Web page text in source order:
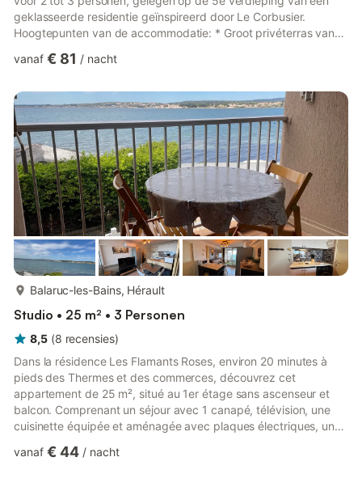
geklasseerde residentie geïnspireerd door Le Corbusier.
Hoogtepunten van de accommodatie: * Groot privéterras van
bergzijde * Uitzonderlijk uitzicht op de Canigou, het meer en de
Directe toegang tot het fijne zandstrand * Beveiligde
privéparkeerplaats bij de lift Comfort: * Slaapkamer met 160
c...
vanaf € 81 / nacht
Balaruc-les-Bains, Hérault
Studio • 25 m² • 3 Personen
8,5 (8 recensies)
Dans la résidence Les Flamants Roses, environ 20 minutes à
pieds des Thermes et des commerces, découvrez cet
appartement de 25 m², situé au 1er étage sans ascenseur et
balcon. Comprenant un séjour avec 1 canapé, télévision, une
cuisinette équipée et aménagée avec plaques électriques, un
douche, lave-linge et toilettes. Orientation Ouest. Garage n°25
vanaf € 44 / nacht